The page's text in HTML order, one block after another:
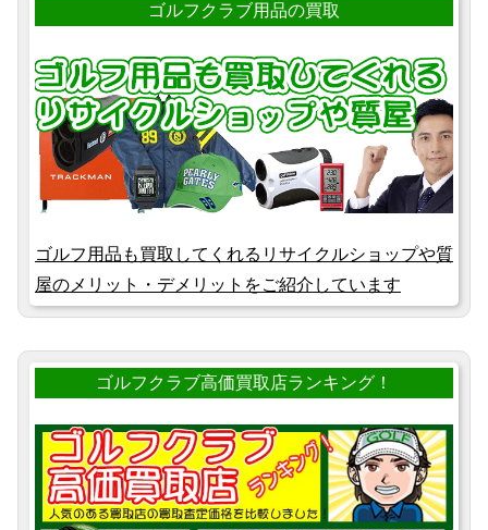
ゴルフクラブ用品の買取
ゴルフ用品も買取してくれるリサイクルショップや質
屋のメリット・デメリットをご紹介しています
ゴルフクラブ高価買取店ランキング！